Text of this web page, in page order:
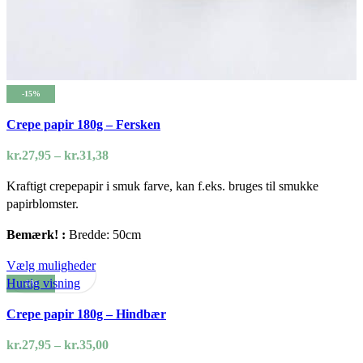
-15%
Crepe papir 180g – Fersken
kr.27,95 – kr.31,38Prisinterval:
til
Kraftigt crepepapir i smuk farve, kan f.eks. bruges til smukke
papirblomster.
Bemærk! : Bredde: 50cm
Vælg mulighederDette
flere
Mulighederne
Hurtig visning
-5%
Crepe papir 180g – Hindbær
kr.27,95 – kr.35,00Prisinterval: